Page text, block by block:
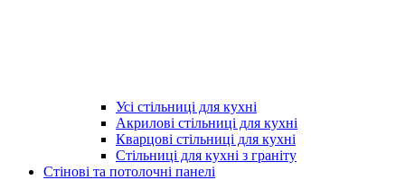
Усі стільниці для кухні
Акрилові стільниці для кухні
Кварцові стільниці для кухні
Стільниці для кухні з граніту
Стінові та потолочні панелі